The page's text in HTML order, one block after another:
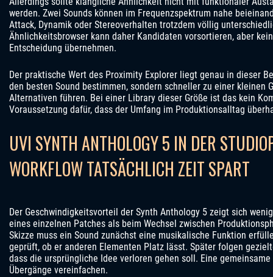
werden. Zwei Sounds können im Frequenzspektrum nahe
Attack, Dynamik oder Stereoverhalten trotzdem völlig
Ähnlichkeitsbrowser kann daher Kandidaten vorsortieren, aber
Entscheidung übernehmen.
Der praktische Wert des Proximity Explorer liegt genau in dieser
den besten Sound bestimmen, sondern schneller zu einer kleinen
Alternativen führen. Bei einer Library dieser Größe ist das kein
Voraussetzung dafür, dass der Umfang im Produktionsalltag
UVI SYNTH ANTHOLOGY 5 IN DER
WORKFLOW TATSÄCHLICH ZEIT SPART
Der Geschwindigkeitsvorteil der Synth Anthology 5 zeigt sich
eines einzelnen Patches als beim Wechsel zwischen
Skizze muss ein Sound zunächst eine musikalische Funktion
geprüft, ob er anderen Elementen Platz lässt. Später folgen
dass die ursprüngliche Idee verloren gehen soll. Eine
Übergänge vereinfachen.